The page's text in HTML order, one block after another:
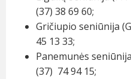
(37) 38 69 60;
Gričiupio seniūnija
45 13 33;
Panemunės
(37) 74 94 15;